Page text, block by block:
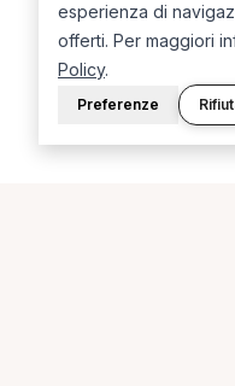
La piattaforma per
esperienza di
offerti. Per maggiori
Policy.
Preferenze